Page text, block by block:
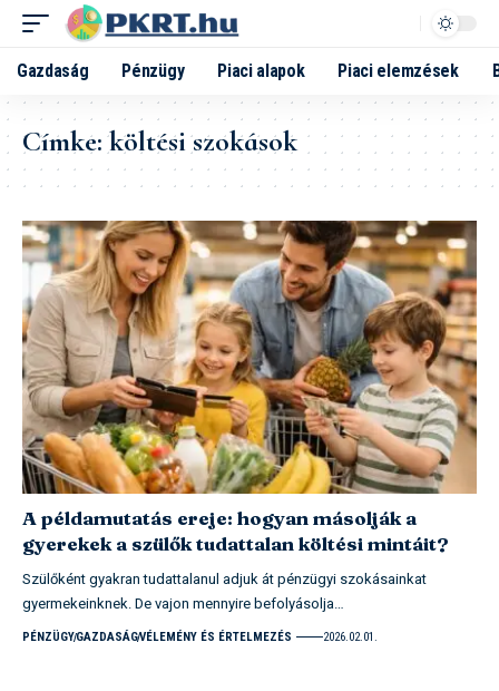
Gazdaság Pénzügy Piaci alapok Piaci elemzések
Címke:költési szokások
A példamutatás ereje: hogyan másolják a
gyerekek a szülők tudattalan költési mintáit?
Szülőként gyakran tudattalanul adjuk át pénzügyi szokásainkat
gyermekeinknek. De vajon mennyire befolyásolja…
PÉNZÜGYGAZDASÁGVÉLEMÉNY ÉS ÉRTELMEZÉS 2026.02.01.